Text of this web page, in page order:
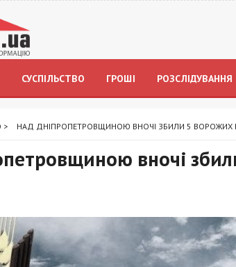
СУСПІЛЬСТВО ГРОШІ РОЗСЛІДУВАННЯ
> НАД ДНІПРОПЕТРОВЩИНОЮ ВНОЧІ ЗБИЛИ 5 ВОРОЖИХ
вночі